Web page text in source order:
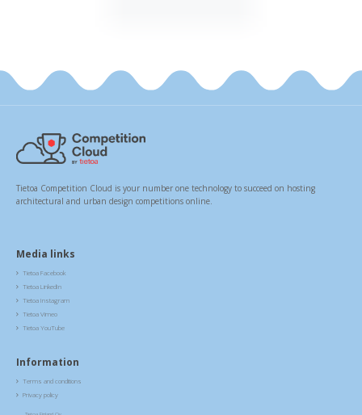
Tietoa Competition Cloud is your number one technology to succeed on hosting
architectural and urban design competitions online.
Media links
 Tietoa Facebook
 Tietoa LinkedIn
 Tietoa Instagram
 Tietoa Vimeo
 Tietoa YouTube
Information
 Terms and conditions
 Privacy policy